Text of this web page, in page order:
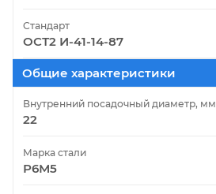
Стандарт
ОСТ2 И-41-14-87
Общие характеристики
Внутренний посадочный диаметр, мм
22
Марка стали
Р6М5